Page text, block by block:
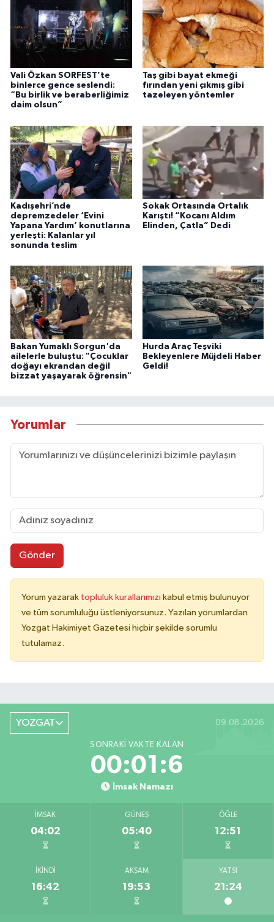
Vali Özkan SORFEST’te
binlerce gence seslendi:
“Bu birlik ve beraberliğimiz
daim olsun”
Taş gibi bayat ekmeği
fırından yeni çıkmış gibi
tazeleyen yöntemler
Kadışehri’nde
depremzedeler ‘Evini
Yapana Yardım’ konutlarına
yerleşti: Kalanlar yıl
sonunda teslim
Sokak Ortasında Ortalık
Karıştı! “Kocanı Aldım
Elinden, Çatla” Dedi
Bakan Yumaklı Sorgun'da
ailelerle buluştu: "Çocuklar
doğayı ekrandan değil
bizzat yaşayarak öğrensin"
Hurda Araç Teşviki
Bekleyenlere Müjdeli Haber
Geldi!
Yorumlar
Gönder
Yorum yazarak topluluk kurallarımızı kabul etmiş bulunuyor
ve tüm sorumluluğu üstleniyorsunuz. Yazılan yorumlardan
Yozgat Hakimiyet Gazetesi hiçbir şekilde sorumlu
tutulamaz.
YOZGAT 09.08.2026
SONRAKI VAKTE KALAN
00:01:6
İmsak Namazı
İMSAK
04:02
GÜNEŞ
05:40
ÖĞLE
12:51
İKINDI
16:42
AKŞAM
19:53
YATSI
21:24